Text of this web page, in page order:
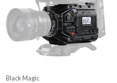
Black Magic